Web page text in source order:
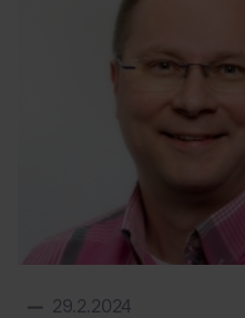
29.2.2024